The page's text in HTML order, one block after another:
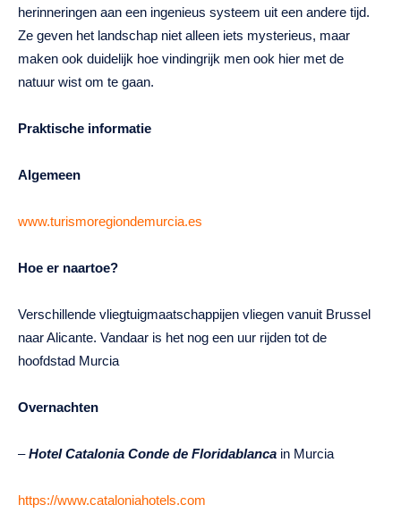
herinneringen aan een ingenieus systeem uit een andere tijd.
Ze geven het landschap niet alleen iets mysterieus, maar
maken ook duidelijk hoe vindingrijk men ook hier met de
natuur wist om te gaan.
Praktische informatie
Algemeen
www.turismoregiondemurcia.es
Hoe er naartoe?
Verschillende vliegtuigmaatschappijen vliegen vanuit Brussel
naar Alicante. Vandaar is het nog een uur rijden tot de
hoofdstad Murcia
Overnachten
–Hotel Catalonia Conde de Floridablanca in Murcia
https://www.cataloniahotels.com